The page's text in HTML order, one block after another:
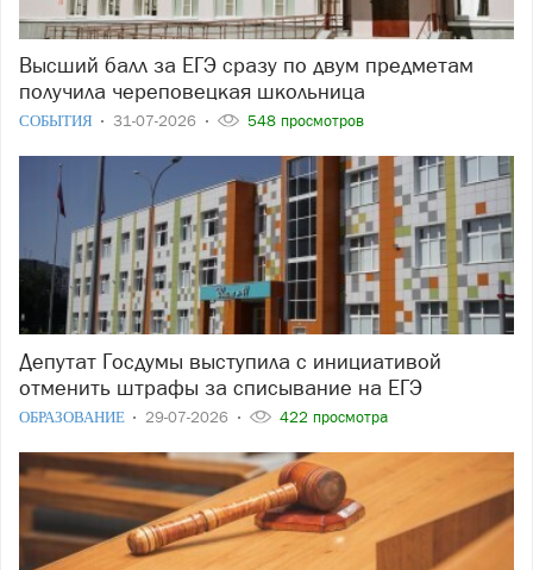
Высший балл за ЕГЭ сразу по двум предметам
получила череповецкая школьница
СОБЫТИЯ 31-07-2026 548 просмотров
Депутат Госдумы выступила с инициативой
отменить штрафы за списывание на ЕГЭ
ОБРАЗОВАНИЕ 29-07-2026 422 просмотра